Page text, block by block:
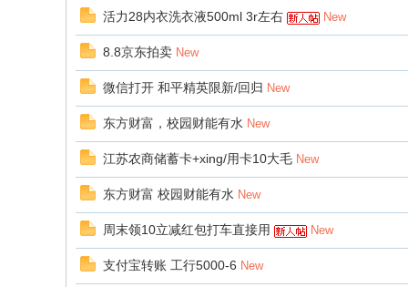
活力28内衣洗衣液500ml 3r左右 New
8.8京东拍卖 New
微信打开 和平精英限新/回归 New
东方财富，校园财能有水 New
江苏农商储蓄卡+xing/用卡10大毛 New
东方财富 校园财能有水 New
周末领10立减红包打车直接用 New
支付宝转账 工行5000-6 New